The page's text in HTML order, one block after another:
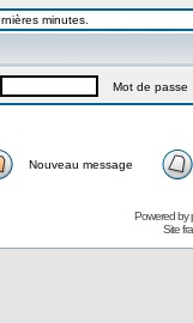
minutes.
Mot de passe
Nouveau message
Powered by
Site